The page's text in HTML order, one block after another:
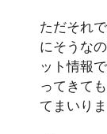
ただそれ
にそうな
ット情報
ってきて
てまいりま